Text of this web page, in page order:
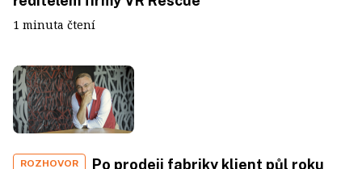
1 minuta čtení
ROZHOVOR
Po prodeji fabriky klient půl roku